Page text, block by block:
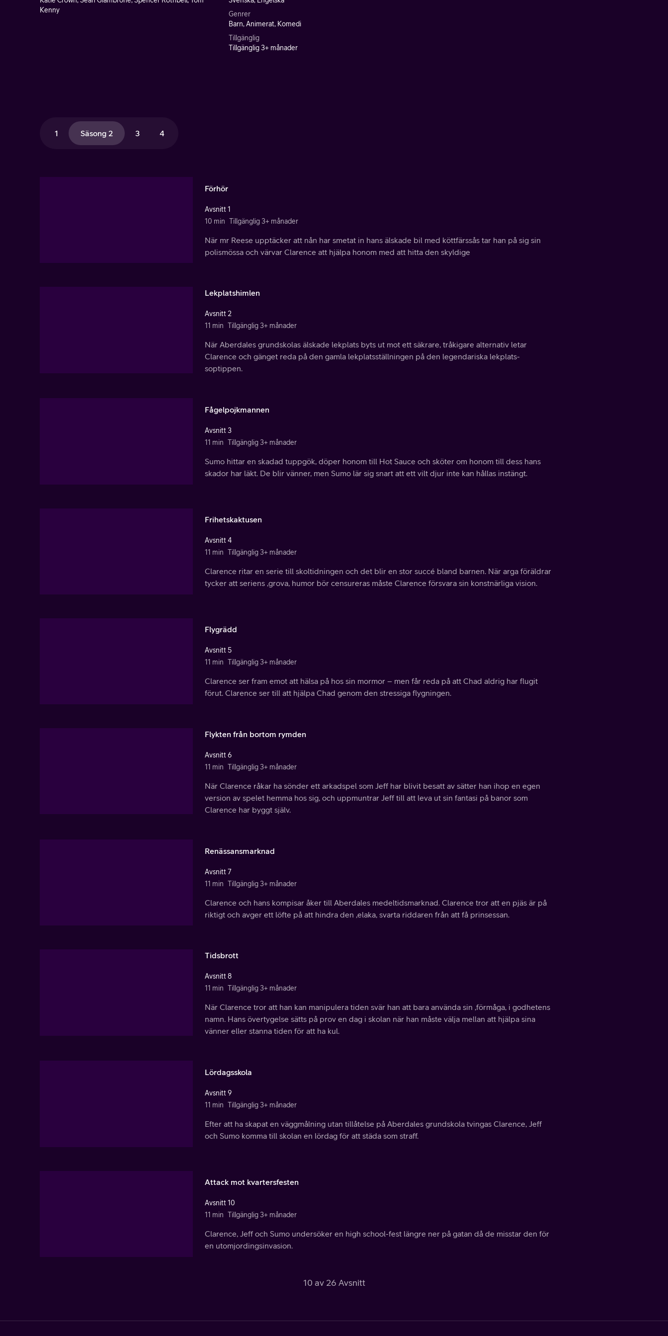
Kenny
Genrer
Barn, Animerat, Komedi
Tillgänglig
Tillgänglig 3+ månader
1 Säsong 2 3 4
Förhör
Avsnitt 1
10 min Tillgänglig 3+ månader
När mr Reese upptäcker att nån har smetat in hans älskade bil med köttfärssås tar han på sig sin
polismössa och värvar Clarence att hjälpa honom med att hitta den skyldige
Lekplatshimlen
Avsnitt 2
11 min Tillgänglig 3+ månader
När Aberdales grundskolas älskade lekplats byts ut mot ett säkrare, tråkigare alternativ letar
Clarence och gänget reda på den gamla lekplatsställningen på den legendariska lekplats-
soptippen.
Fågelpojkmannen
Avsnitt 3
11 min Tillgänglig 3+ månader
Sumo hittar en skadad tuppgök, döper honom till Hot Sauce och sköter om honom till dess hans
skador har läkt. De blir vänner, men Sumo lär sig snart att ett vilt djur inte kan hållas instängt.
Frihetskaktusen
Avsnitt 4
11 min Tillgänglig 3+ månader
Clarence ritar en serie till skoltidningen och det blir en stor succé bland barnen. När arga föräldrar
tycker att seriens ,grova, humor bör censureras måste Clarence försvara sin konstnärliga vision.
Flygrädd
Avsnitt 5
11 min Tillgänglig 3+ månader
Clarence ser fram emot att hälsa på hos sin mormor – men får reda på att Chad aldrig har flugit
förut. Clarence ser till att hjälpa Chad genom den stressiga flygningen.
Flykten från bortom rymden
Avsnitt 6
11 min Tillgänglig 3+ månader
När Clarence råkar ha sönder ett arkadspel som Jeff har blivit besatt av sätter han ihop en egen
version av spelet hemma hos sig, och uppmuntrar Jeff till att leva ut sin fantasi på banor som
Clarence har byggt själv.
Renässansmarknad
Avsnitt 7
11 min Tillgänglig 3+ månader
Clarence och hans kompisar åker till Aberdales medeltidsmarknad. Clarence tror att en pjäs är på
riktigt och avger ett löfte på att hindra den ,elaka, svarta riddaren från att få prinsessan.
Tidsbrott
Avsnitt 8
11 min Tillgänglig 3+ månader
När Clarence tror att han kan manipulera tiden svär han att bara använda sin ,förmåga, i godhetens
namn. Hans övertygelse sätts på prov en dag i skolan när han måste välja mellan att hjälpa sina
vänner eller stanna tiden för att ha kul.
Lördagsskola
Avsnitt 9
11 min Tillgänglig 3+ månader
Efter att ha skapat en väggmålning utan tillåtelse på Aberdales grundskola tvingas Clarence, Jeff
och Sumo komma till skolan en lördag för att städa som straff.
Attack mot kvartersfesten
Avsnitt 10
11 min Tillgänglig 3+ månader
Clarence, Jeff och Sumo undersöker en high school-fest längre ner på gatan då de misstar den för
en utomjordingsinvasion.
10 av 26 Avsnitt